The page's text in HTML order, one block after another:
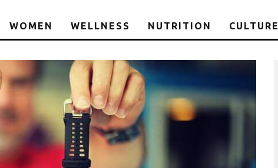
WOMEN WELLNESS NUTRITION CULTURE